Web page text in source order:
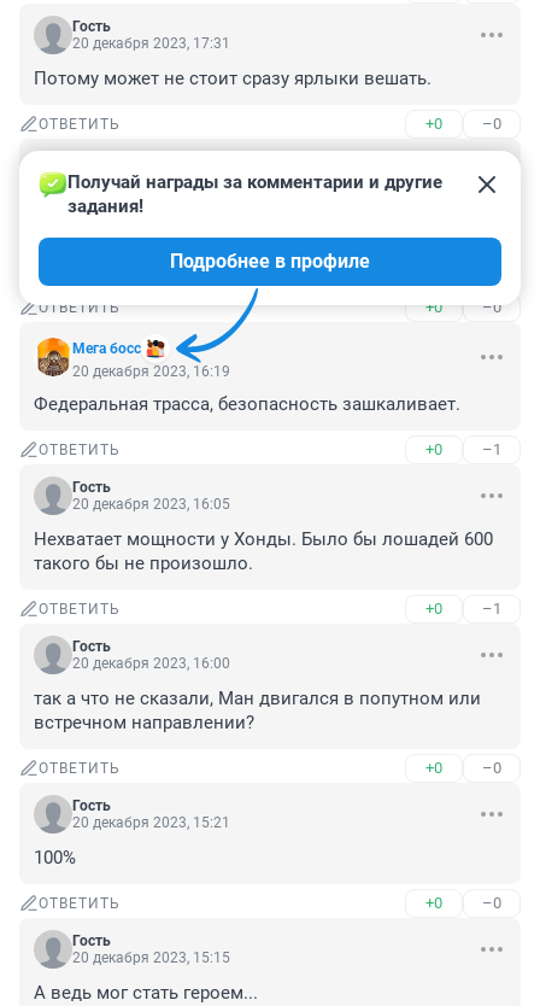
Гость
20 декабря 2023, 17:31
Потому может не стоит сразу ярлыки вешать.
ОТВЕТИТЬ +0 –0
20 декабря 2023, 17:30
На другом ресурсе свидетель написал, что это
грузовик вылетел на их полосу, они шли друг за
другом по своей полосе и никого не обгоняли.
ОТВЕТИТЬ +0 –0
Мега босс
Получай награды за комментарии и другие
задания!
Подробнее в профиле
20 декабря 2023, 16:19
Федеральная трасса, безопасность зашкаливает.
ОТВЕТИТЬ +0 –1
Гость
20 декабря 2023, 16:05
Нехватает мощности у Хонды. Было бы лошадей 600
такого бы не произошло.
ОТВЕТИТЬ +0 –1
Гость
20 декабря 2023, 16:00
так а что не сказали, Ман двигался в попутном или
встречном направлении?
ОТВЕТИТЬ +0 –0
Гость
20 декабря 2023, 15:21
100%
ОТВЕТИТЬ +0 –0
Гость
20 декабря 2023, 15:15
А ведь мог стать героем...